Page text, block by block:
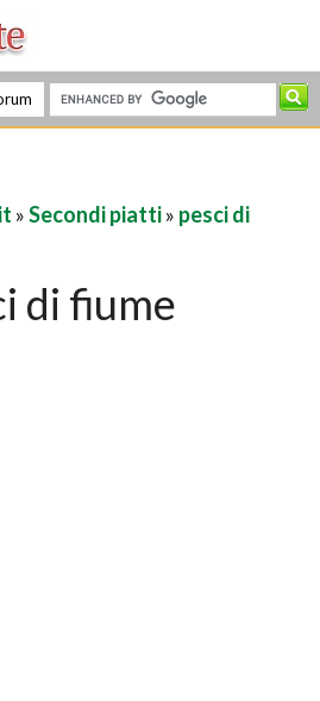
»Secondi piatti» pesci di
di fiume